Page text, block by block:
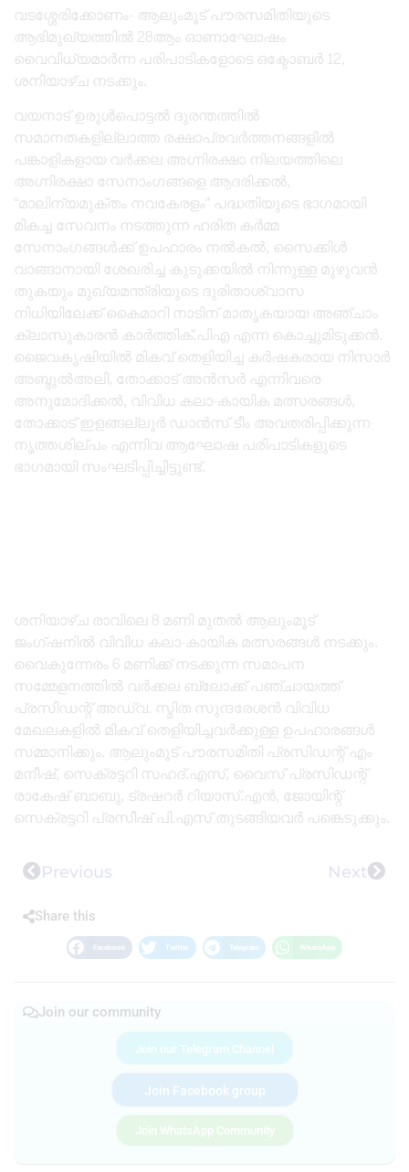
വടശ്ശേരിക്കോണം- ആലുംമൂട് പൗരസമിതിയുടെ
ആഭിമുഖ്യത്തിൽ 28ആം ഓണാഘോഷം
വൈവിധ്യമാർന്ന പരിപാടികളോടെ ഒക്ടോബർ 12,
ശനിയാഴ്ച നടക്കും.
വയനാട് ഉരുൾപൊട്ടൽ ദുരന്തത്തിൽ
സമാനതകളില്ലാത്ത രക്ഷാപ്രവർത്തനങ്ങളിൽ
പങ്കാളികളായ വർക്കല അഗ്നിരക്ഷാ നിലയത്തിലെ
അഗ്നിരക്ഷാ സേനാംഗങ്ങളെ ആദരിക്കൽ,
“മാലിന്യമുക്തം നവകേരളം” പദ്ധതിയുടെ ഭാഗമായി
മികച്ച സേവനം നടത്തുന്ന ഹരിത കർമ്മ
സേനാംഗങ്ങൾക്ക് ഉപഹാരം നൽകൽ, സൈക്കിൾ
വാങ്ങാനായി ശേഖരിച്ച കുടുക്കയിൽ നിന്നുള്ള മുഴുവൻ
തുകയും മുഖ്യമന്ത്രിയുടെ ദുരിതാശ്വാസ
നിധിയിലേക്ക് കൈമാറി നാടിന് മാതൃകയായ അഞ്ചാം
ക്ലാസുകാരൻ കാർത്തിക്.പിഎ എന്ന കൊച്ചുമിടുക്കൻ.
ജൈവകൃഷിയിൽ മികവ് തെളിയിച്ച കർഷകരായ നിസാർ
അബ്ദുൽഅലി, തോക്കാട് അൻസർ എന്നിവരെ
അനുമോദിക്കൽ, വിവിധ കലാ-കായിക മത്സരങ്ങൾ,
തോക്കാട് ഇളങ്ങല്ലൂർ ഡാൻസ് ടീം അവതരിപ്പിക്കുന്ന
നൃത്തശില്പം എന്നിവ ആഘോഷ പരിപാടികളുടെ
ഭാഗമായി സംഘടിപ്പിച്ചിട്ടുണ്ട്.
ശനിയാഴ്ച രാവിലെ 8 മണി മുതൽ ആലുംമൂട്
ജംഗ്ഷനിൽ വിവിധ കലാ-കായിക മത്സരങ്ങൾ നടക്കും.
വൈകുന്നേരം 6 മണിക്ക് നടക്കുന്ന സമാപന
സമ്മേളനത്തിൽ വർക്കല ബ്ലോക്ക് പഞ്ചായത്ത്
പ്രസിഡന്റ് അഡ്വ. സ്മിത സുന്ദരേശൻ വിവിധ
മേഖലകളിൽ മികവ് തെളിയിച്ചവർക്കുള്ള ഉപഹാരങ്ങൾ
സമ്മാനിക്കും. ആലുംമൂട് പൗരസമിതി പ്രസിഡന്റ് എം
മനീഷ്, സെക്രട്ടറി സഹദ്.എസ്, വൈസ് പ്രസിഡന്റ്
രാകേഷ് ബാബു, ട്രഷറർ റിയാസ്.എൻ, ജോയിന്റ്
സെക്രട്ടറി പ്രസീഷ് പി.എസ് തുടങ്ങിയവർ പങ്കെടുക്കും.
Previous Next
Share this
Facebook Twitter Telegram WhatsApp
Join our community
Join our Telegram Channel
Join Facebook group
Join WhatsApp Community